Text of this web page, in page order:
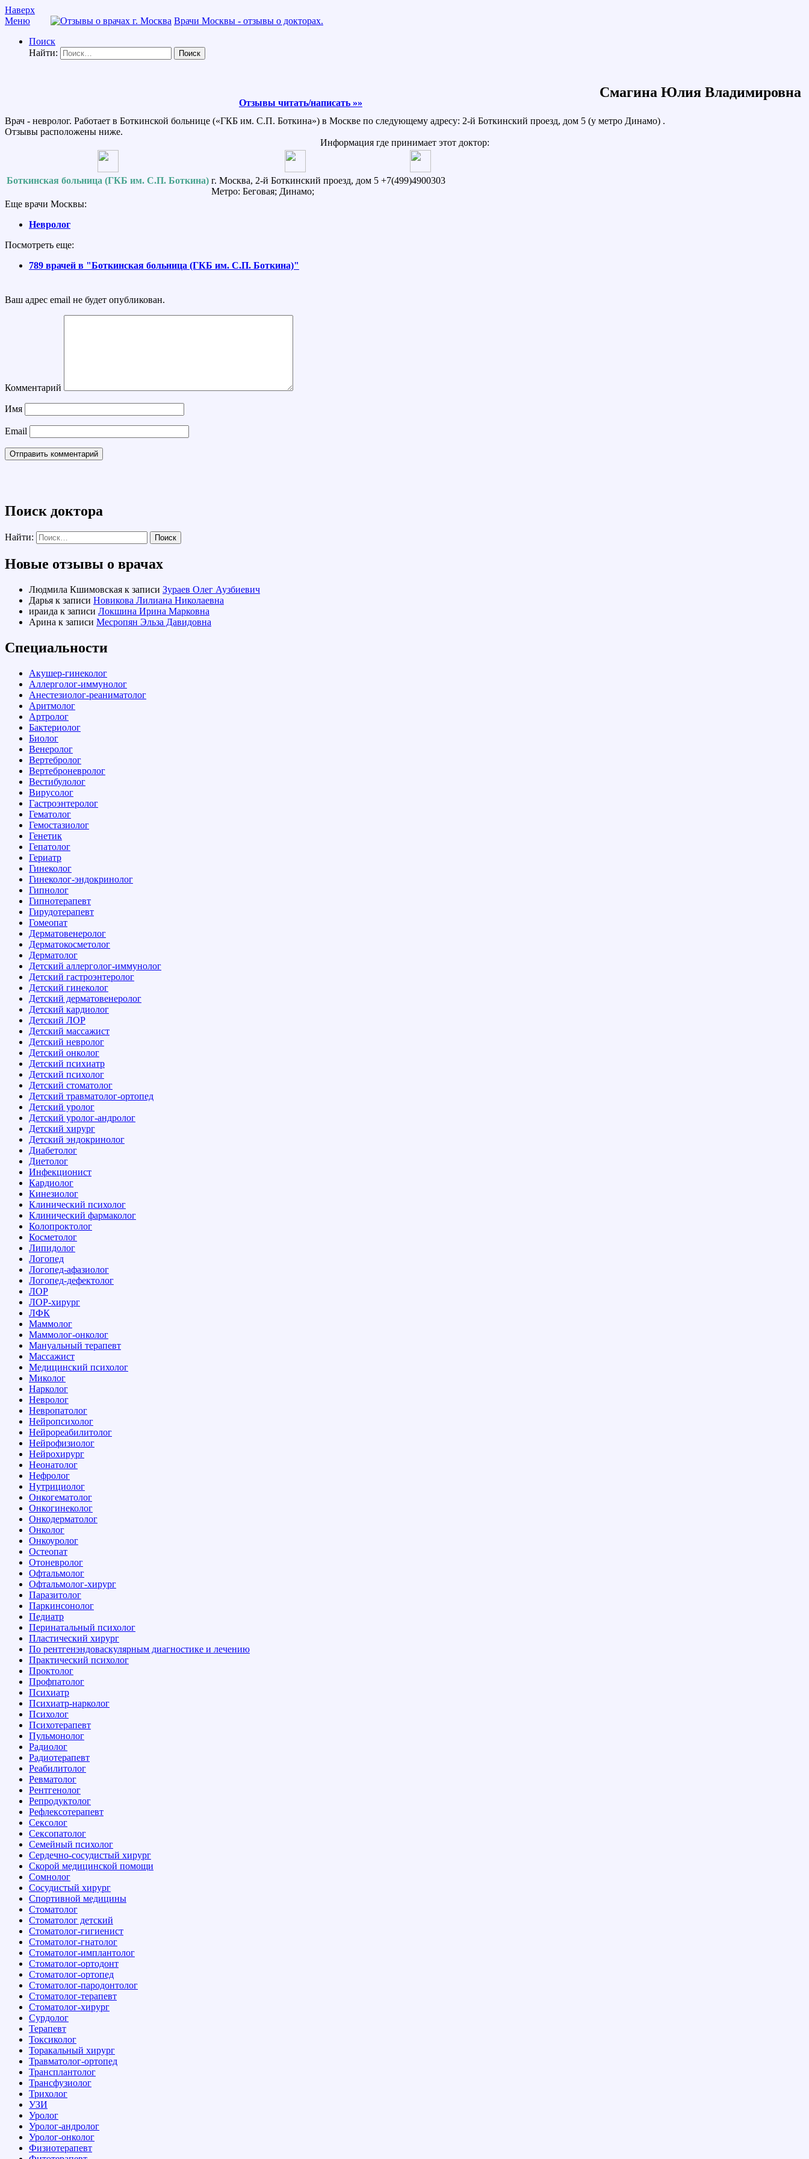
Наверх
Меню
Врачи Москвы - отзывы о докторах.
Поиск
Найти:
Отзывы читать/написать »»
Смагина Юлия Владимировна
Врач - невролог. Работает в Боткинской больнице («ГКБ им. С.П. Боткина») в Москве по следующему адресу: 2-й Боткинский проезд, дом 5 (у метро Динамо) .
Отзывы расположены ниже.
Информация где принимает этот доктор:
Боткинская больница (ГКБ им. С.П. Боткина) г. Москва, 2-й Боткинский проезд, дом 5
Метро: Беговая; Динамо;
+7(499)4900303
Еще врачи Москвы:
Невролог
Посмотреть еще:
789 врачей в "Боткинская больница (ГКБ им. С.П. Боткина)"
Ваш адрес email не будет опубликован.
Комментарий
Имя
Email
Поиск доктора
Найти:
Новые отзывы о врачах
Людмила Кшимовская к записи Зураев Олег Аузбиевич
Дарья к записи Новикова Лилиана Николаевна
ираида к записи Локшина Ирина Марковна
Арина к записи Месропян Эльза Давидовна
Специальности
Акушер-гинеколог
Аллерголог-иммунолог
Анестезиолог-реаниматолог
Аритмолог
Артролог
Бактериолог
Биолог
Венеролог
Вертебролог
Вертеброневролог
Вестибулолог
Вирусолог
Гастроэнтеролог
Гематолог
Гемостазиолог
Генетик
Гепатолог
Гериатр
Гинеколог
Гинеколог-эндокринолог
Гипнолог
Гипнотерапевт
Гирудотерапевт
Гомеопат
Дерматовенеролог
Дерматокосметолог
Дерматолог
Детский аллерголог-иммунолог
Детский гастроэнтеролог
Детский гинеколог
Детский дерматовенеролог
Детский кардиолог
Детский ЛОР
Детский массажист
Детский невролог
Детский онколог
Детский психиатр
Детский психолог
Детский стоматолог
Детский травматолог-ортопед
Детский уролог
Детский уролог-андролог
Детский хирург
Детский эндокринолог
Диабетолог
Диетолог
Инфекционист
Кардиолог
Кинезиолог
Клинический психолог
Клинический фармаколог
Колопроктолог
Косметолог
Липидолог
Логопед
Логопед-афазиолог
Логопед-дефектолог
ЛОР
ЛОР-хирург
ЛФК
Маммолог
Маммолог-онколог
Мануальный терапевт
Массажист
Медицинский психолог
Миколог
Нарколог
Невролог
Невропатолог
Нейропсихолог
Нейрореабилитолог
Нейрофизиолог
Нейрохирург
Неонатолог
Нефролог
Нутрициолог
Онкогематолог
Онкогинеколог
Онкодерматолог
Онколог
Онкоуролог
Остеопат
Отоневролог
Офтальмолог
Офтальмолог-хирург
Паразитолог
Паркинсонолог
Педиатр
Перинатальный психолог
Пластический хирург
По рентгенэндоваскулярным диагностике и лечению
Практический психолог
Проктолог
Профпатолог
Психиатр
Психиатр-нарколог
Психолог
Психотерапевт
Пульмонолог
Радиолог
Радиотерапевт
Реабилитолог
Ревматолог
Рентгенолог
Репродуктолог
Рефлексотерапевт
Сексолог
Сексопатолог
Семейный психолог
Сердечно-сосудистый хирург
Скорой медицинской помощи
Сомнолог
Сосудистый хирург
Спортивной медицины
Стоматолог
Стоматолог детский
Стоматолог-гигиенист
Стоматолог-гнатолог
Стоматолог-имплантолог
Стоматолог-ортодонт
Стоматолог-ортопед
Стоматолог-пародонтолог
Стоматолог-терапевт
Стоматолог-хирург
Сурдолог
Терапевт
Токсиколог
Торакальный хирург
Травматолог-ортопед
Трансплантолог
Трансфузиолог
Трихолог
УЗИ
Уролог
Уролог-андролог
Уролог-онколог
Физиотерапевт